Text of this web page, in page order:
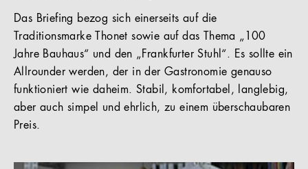
Das Briefing bezog sich einerseits auf die
Traditionsmarke Thonet sowie auf das Thema „100
Jahre Bauhaus“ und den „Frankfurter Stuhl“. Es sollte ein
Allrounder werden, der in der Gastronomie genauso
funktioniert wie daheim. Stabil, komfortabel, langlebig,
aber auch simpel und ehrlich, zu einem überschaubaren
Preis.